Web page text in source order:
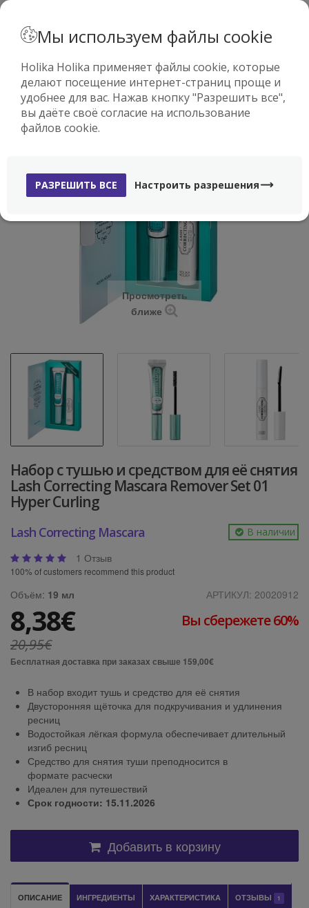
-60%
Просмотреть
ближе
Набор с тушью и средством для её снятия
Lash Correcting Mascara Remover Set 01
Hyper Curling
Lash Correcting Mascara В наличии
1 Отзыв
100% of customers recommend this product
Объём: 19 мл АРТИКУЛ: 20020912
8,38€
Вы сбережете 60%
20,95€
Бесплатная доставка при заказах свыше 159,00€
В набор входит тушь и средство для её снятия
Двусторонняя щёточка для подкручивания и удлинения
ресниц
Водостойкая лёгкая формула обеспечивает длительный
изгиб ресниц
Средство для снятия туши преподносится в
формате расчески
Идеален для путешествий
Срок годности: 15.11.2026
Добавить в корзину
ОПИСАНИЕ ИНГРЕДИЕНТЫ ХАРАКТЕРИСТИКА ОТЗЫВЫ 1
Мы используем файлы cookie
Holika Holika применяет файлы cookie, которые
делают посещение интернет-страниц проще и
удобнее для вас. Нажав кнопку "Разрешить все",
вы даёте своё согласие на использование
файлов cookie.
РАЗРЕШИТЬ ВСЕ Настроить разрешения